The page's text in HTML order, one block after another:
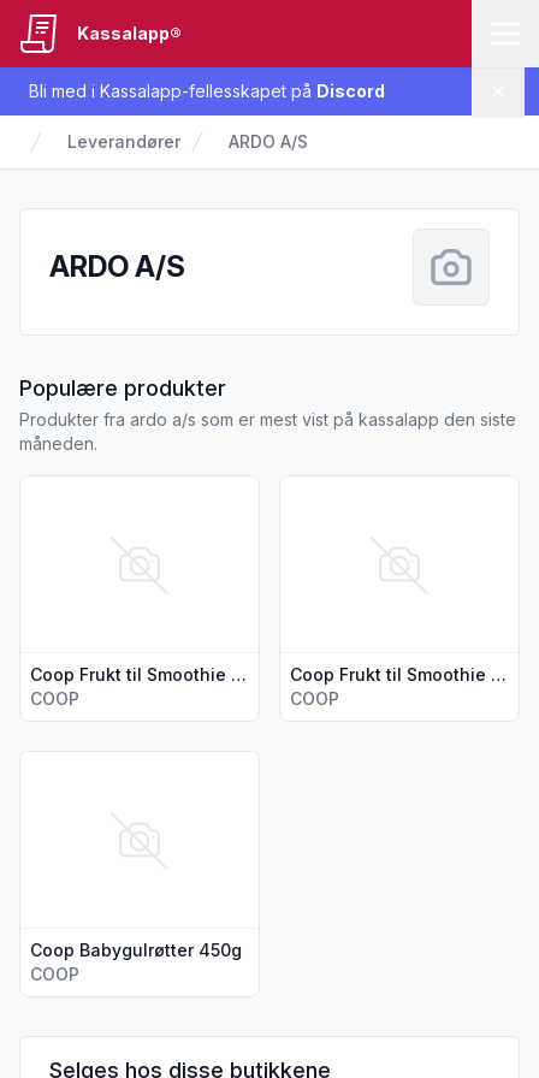
Bli med i Kassalapp-fellesskapet på Discord
Kassalapp®
Leverandører ARDO A/S
ARDO A/S
Populære produkterfra ARDO A/S
Produkter fra ardo a/s som er mest vist på kassalapp den siste
måneden.
Coop Frukt til Smoothie Rød 600g
COOP
Coop Frukt til Smoothie Gul 600g
COOP
Coop Babygulrøtter 450g
COOP
Vis flere detaljer for produktet "Coop Babygulrøtter 450g"
Selges hos disse butikkene